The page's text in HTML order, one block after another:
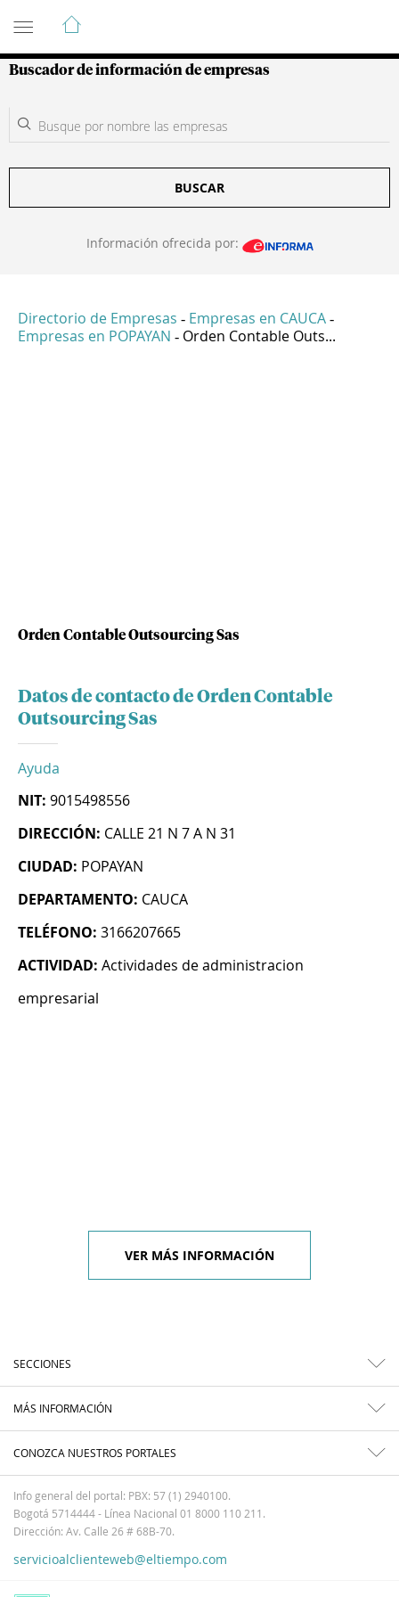
Guía de Empresas Colombianas
Buscador de información de empresas
BUSCAR
Información ofrecida por:
Directorio de Empresas - Empresas en CAUCA -
Empresas en POPAYAN - Orden Contable Outs...
Orden Contable Outsourcing Sas
Datos de contacto de Orden Contable
Outsourcing Sas
Ayuda
NIT: 9015498556
DIRECCIÓN: CALLE 21 N 7 A N 31
CIUDAD: POPAYAN
DEPARTAMENTO: CAUCA
TELÉFONO: 3166207665
ACTIVIDAD: Actividades de administracion
empresarial
VER MÁS INFORMACIÓN
SECCIONES
MÁS INFORMACIÓN
CONOZCA NUESTROS PORTALES
Info general del portal: PBX: 57 (1) 2940100.
Bogotá 5714444 - Línea Nacional 01 8000 110 211.
Dirección: Av. Calle 26 # 68B-70.
servicioalclienteweb@eltiempo.com